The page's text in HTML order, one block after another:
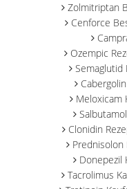
Zolmitriptan
Cenforce
Ozempic
Semaglutid
Meloxicam
Clonidin
Donepezil
Tacrolimus